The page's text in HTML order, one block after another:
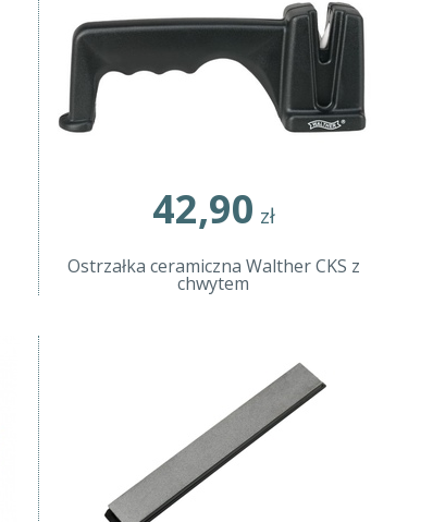
42,90 zł
Ostrzałka ceramiczna Walther CKS z
chwytem